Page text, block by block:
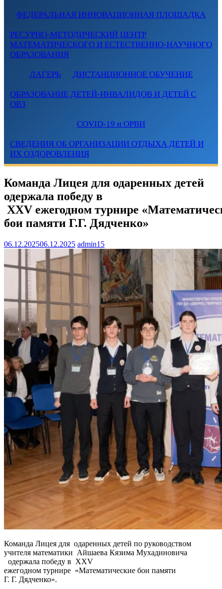
ФЕДЕРАЛЬНАЯ ИННОВАЦИОННАЯ ПЛОЩАДКА
РЕСУРНО-МЕТОДИЧЕСКИЙ ЦЕНТР
МАТЕМАТИЧЕСКОГО И ЕСТЕСТВЕННО-НАУЧНОГО
ОБРАЗОВАНИЯ
ЛАГЕРЬ ДИСТАНЦИОННОЕ ОБУЧЕНИЕ
ОБРАЗОВАНИЕ ДЕТЕЙ-ИНВАЛИДОВ И ДЕТЕЙ С
ОВЗ
COVID-19 и ОРВИ
СВЕДЕНИЯ ОБ ОРГАНИЗАЦИИ ОТДЫХА ДЕТЕЙ И
ИХ ОЗДОРОВЛЕНИЯ
Команда Лицея для одаренных детей
одержала победу в
XXV ежегодном турнире
бои памяти Г.Г. Дядченко»
06.12.202506.12.2025 admin15
Команда Лицея для одаренных детей по руководством
учителя математики Айшаева Кязима Мухадиновича
одержала победу в XXV
ежегодном турнире «Математические бои памяти
Г. Г. Дядченко».